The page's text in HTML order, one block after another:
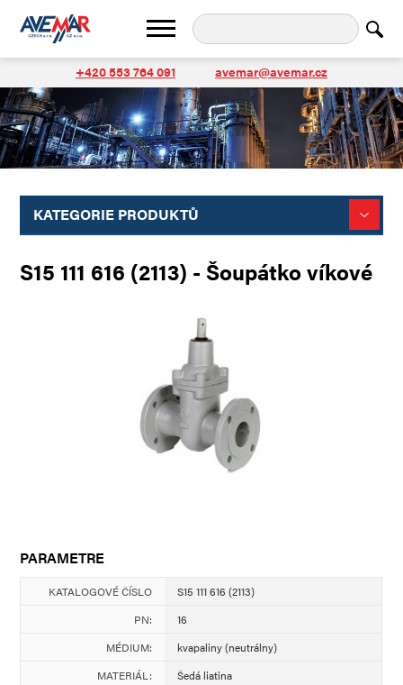
+420 553 764 091 avemar@avemar.cz
KATEGORIE PRODUKTŮ
S15 111 616 (2113) - Šoupátko víkové
PARAMETRE
KATALOGOVÉ ČÍSLO
S15 111 616 (2113)
PN:
16
MÉDIUM:
kvapaliny (neutrálny)
MATERIÁL:
Šedá liatina